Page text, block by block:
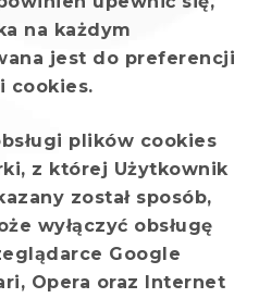
na każdym
jest do preferencji
cookies.
plików cookies
z której Użytkownik
został sposób,
wyłączyć obsługę
Google
Opera oraz Internet